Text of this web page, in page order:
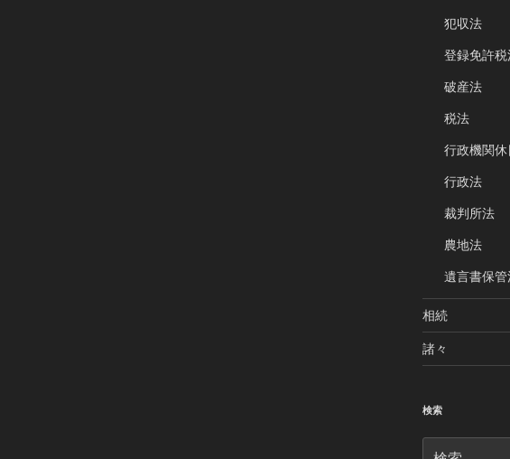
犯収法
登録免許税
破産法
税法
行政機関休
行政法
裁判所法
農地法
遺言書保管
相続
諸々
検索